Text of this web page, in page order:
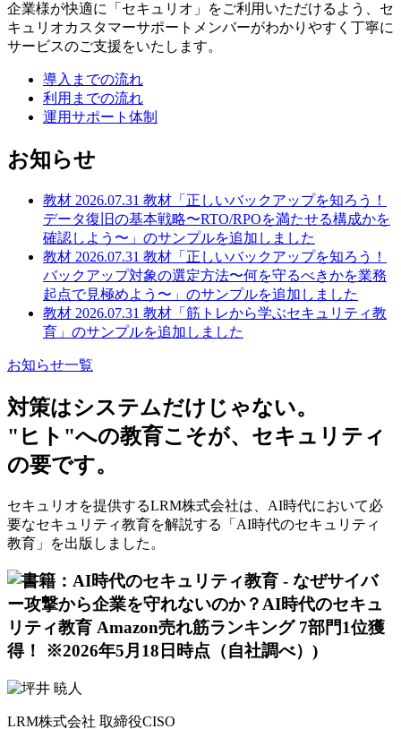
企業様が快適に「セキュリオ」をご利用いただけるよう、セ
キュリオカスタマーサポートメンバーがわかりやすく丁寧に
サービスのご支援をいたします。
導入までの流れ
利用までの流れ
運用サポート体制
お知らせ
教材 2026.07.31 教材「正しいバックアップを知ろう！
データ復旧の基本戦略〜RTO/RPOを満たせる構成かを
確認しよう〜」のサンプルを追加しました
教材 2026.07.31 教材「正しいバックアップを知ろう！
バックアップ対象の選定方法〜何を守るべきかを業務
起点で見極めよう〜」のサンプルを追加しました
教材 2026.07.31 教材「筋トレから学ぶセキュリティ教
育」のサンプルを追加しました
お知らせ一覧
対策はシステムだけじゃない。
"ヒト"への教育こそが、セキュリティ
の要です。
セキュリオを提供するLRM株式会社は、AI時代において必
要なセキュリティ教育を解説する「AI時代のセキュリティ
教育」を出版しました。
LRM株式会社 取締役CISO